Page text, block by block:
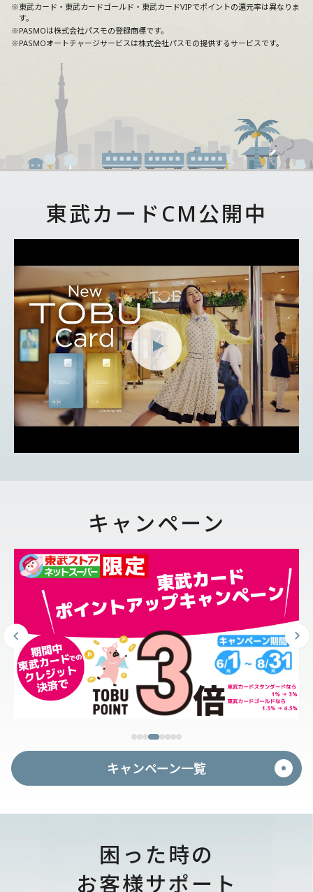
※東武カード・東武カードゴールド・東武カードVIPでポイントの還元率は異なりま
す。
※PASMOは株式会社パスモの登録商標です。
※PASMOオートチャージサービスは株式会社パスモの提供するサービスです。
東武カードCM公開中
キャンペーン
キャンペーン一覧
困った時の
お客様サポート